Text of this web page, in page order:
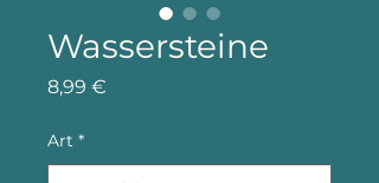
Wassersteine
8,99 €
Art *